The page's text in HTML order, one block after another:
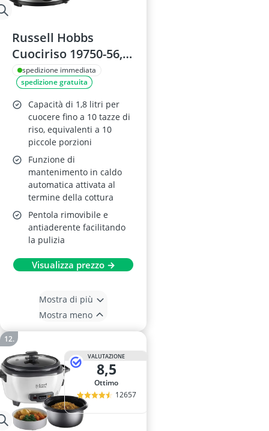
Russell Hobbs
Cuociriso 19750-56,
1,8l Acciaio Inox
spedizione immediata
spedizione gratuita
Capacità di 1,8 litri per
cuocere fino a 10 tazze di
riso, equivalenti a 10
piccole porzioni
Funzione di
mantenimento in caldo
automatica attivata al
termine della cottura
Pentola rimovibile e
antiaderente facilitando
la pulizia
Visualizza prezzo →
Mostra di più
Mostra meno
VALUTAZIONE
8,5
Ottimo
12657